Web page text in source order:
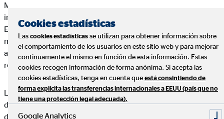
Mencionar un único sector en el que el COVID-19 va a tener
impacto nos haría tener una visión poco realista de la situación.
Estamos ante una crisis globalizada que ha afectado a todo el
mundo, países, sectores, mercados, …. Todos nos veremos
afectados en mayor o menor medida y nuestra forma de
relacionarnos personal y profesionalmente va a cambiar.
La cultura de las empresas marcará el futuro cercano. Modelos
de negocio en los que la localización geográfica no sea el valor
determinante tendrán éxito y supondrán una gran oportunidad
Cookies estadísticas
Las cookies estadísticas se utilizan para obtener información sobre
el comportamiento de los usuarios en este sitio web y para mejorar
continuamente el mismo en función de esta información. Estas
cookies recogen información de forma anónima. Si acepta las
cookies estadísticas, tenga en cuenta que está consintiendo de
forma explícita las transferencias internacionales a EEUU (país que no
tiene una protección legal adecuada).
Google Analytics